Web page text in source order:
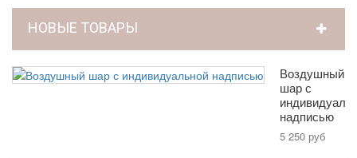
НОВЫЕ ТОВАРЫ
Воздушный
шар с
надписью
5 250 руб